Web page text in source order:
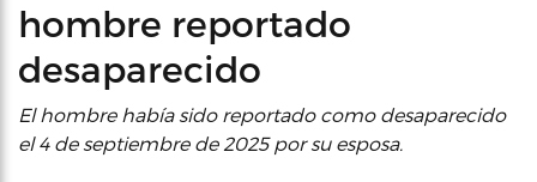
hombre reportado
desaparecido
El hombre había sido reportado como desaparecido
el 4 de septiembre de 2025 por su esposa.